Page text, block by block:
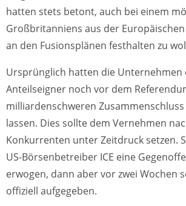
hatten stets betont, auch bei einem
Großbritanniens aus der Europäischen
an den Fusionsplänen festhalten zu
Ursprünglich hatten die Unternehmen
Anteilseigner noch vor dem
milliardenschweren
lassen. Dies sollte dem Vernehmen
Konkurrenten unter Zeitdruck setzen.
US-Börsenbetreiber ICE eine
erwogen, dann aber vor zwei Wochen
offiziell aufgegeben.